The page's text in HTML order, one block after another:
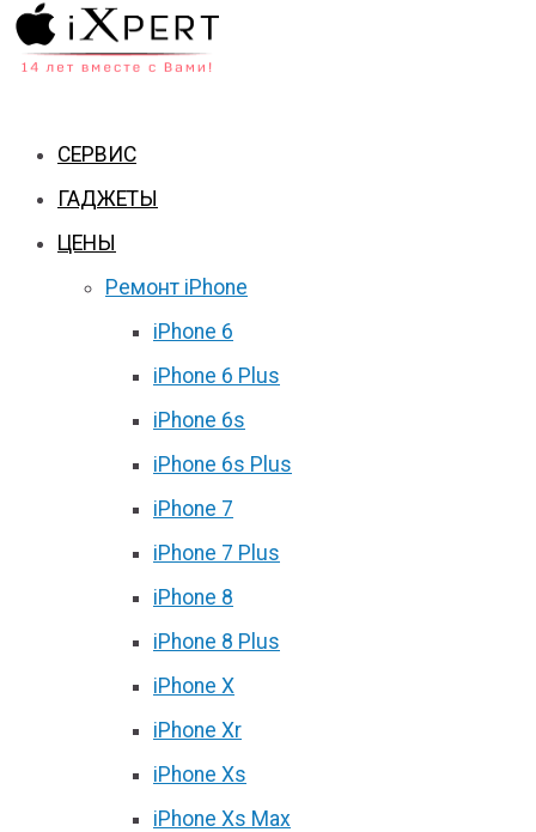
СЕРВИС
ГАДЖЕТЫ
ЦЕНЫ
Ремонт iPhone
iPhone 6
iPhone 6 Plus
iPhone 6s
iPhone 6s Plus
iPhone 7
iPhone 7 Plus
iPhone 8
iPhone 8 Plus
iPhone X
iPhone Xr
iPhone Xs
iPhone Xs Max